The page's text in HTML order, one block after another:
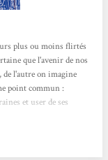
plus ou moins flirtés
que l'avenir de nos
de l'autre on imagine
point commun :
et user de ses
deux thématiques en